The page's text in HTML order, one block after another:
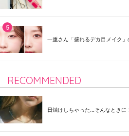
一重さん「盛れるデカ目メイク」
RECOMMENDED
日焼けしちゃった...そんなとき